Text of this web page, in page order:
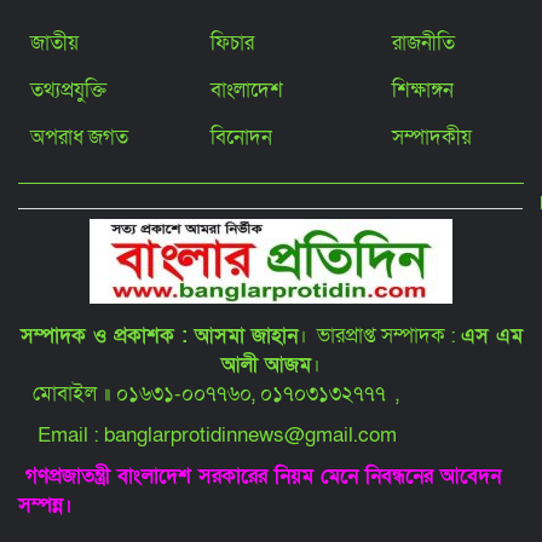
আশুলিয়ার জামগড়া ইস্টার্ন হাউজিং বাজারে
ব্যবসায়ীদের প্রতিবাদ
গৃহবধূ হত্যা মামলার আসামি র‍্যাবের হাতে
গ্রেফতার!
মহাসড়কে দীর্ঘ যানজট, চরম দুর্ভোগে
জনসাধারণ
আশুলিয়ায় কিশোর গ্যাং কতৃক অষ্টম শ্রেণীর
ছাত্র অপহরণের পর হত্যা: ২০ মাস পর লাশ
উত্তোলন
জাতীয়
তথ্যপ্রযুক্তি
অপরাধ জগত
ফিচার
বাংলাদেশ
বিনোদন
রাজনীতি
শিক্ষাঙ্গন
সম্পাদকীয়
সম্পাদক ও প্রকাশক : আসমা জাহান। ভারপ্রাপ্ত সম্পাদক : এস এম
আলী আজম।
মোবাইল ॥ ০১৬৩১-০০৭৭৬০, ০১৭০৩১৩২৭৭৭ ,
Email : banglarprotidinnews@gmail.com
গণপ্রজাতন্ত্রী বাংলাদেশ সরকারের নিয়ম মেনে নিবন্ধনের আবেদন
সম্পন্ন।